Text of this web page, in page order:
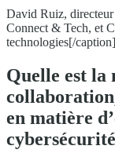
David Ruiz,
Connect & Tech, et
technologies[/caption]
Quelle est la
en matière